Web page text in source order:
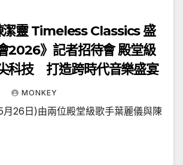
潔靈 Timeless Classics 盛
2026》記者招待會 殿堂級
科技 打造跨時代音樂盛宴
MONKEY
26日)由兩位殿堂級歌手葉麗儀與陳